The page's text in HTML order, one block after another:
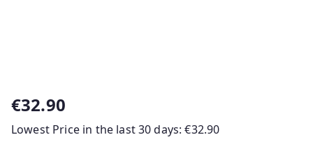
€32.90
Lowest Price in the last 30 days:€32.90